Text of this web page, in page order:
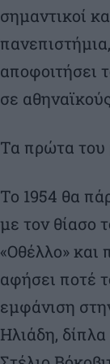
σημαντικοί
αποφοιτήσει
σε
Τα πρώτα του
Το 1954 θα
με τον θίασο
«Οθέλλο» και
αφήσει ποτέ
εμφάνιση
Ηλιάδη,